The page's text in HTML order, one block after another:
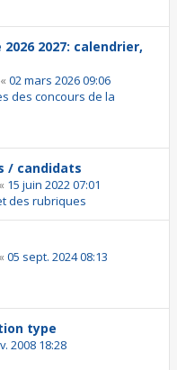
2027: calendrier,
« 02 mars 2026 09:06
des concours de la
/ candidats
« 15 juin 2022 07:01
des rubriques
« 05 sept. 2024 08:13
type
2008 18:28